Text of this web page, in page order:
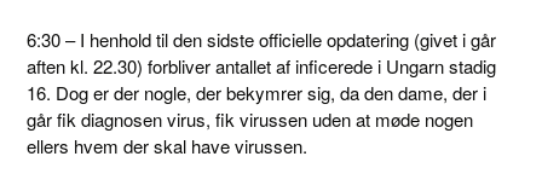
6:30 – I henhold til den sidste officielle opdatering (givet i går
aften kl. 22.30) forbliver antallet af inficerede i Ungarn stadig
16. Dog er der nogle, der bekymrer sig, da den dame, der i
går fik diagnosen virus, fik virussen uden at møde nogen
ellers hvem der skal have virussen.